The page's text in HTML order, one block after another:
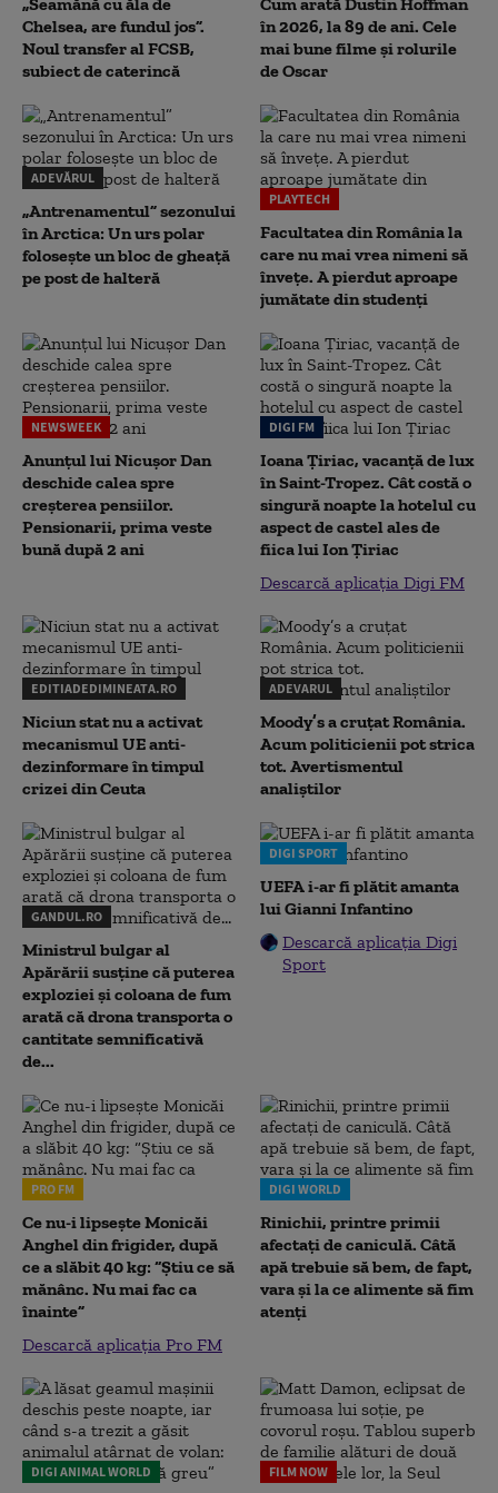
Chelsea, are fundul jos”.
Noul transfer al FCSB,
subiect de caterincă
în 2026, la 89 de ani. Cele
mai bune filme și rolurile
de Oscar
ADEVĂRUL
„Antrenamentul” sezonului
în Arctica: Un urs polar
folosește un bloc de gheață
pe post de halteră
PLAYTECH
Facultatea din România la
care nu mai vrea nimeni să
înveţe. A pierdut aproape
jumătate din studenţi
NEWSWEEK
Anunțul lui Nicușor Dan
deschide calea spre
creșterea pensiilor.
Pensionarii, prima veste
bună după 2 ani
DIGI FM
Ioana Țiriac, vacanță de lux
în Saint-Tropez. Cât costă o
singură noapte la hotelul cu
aspect de castel ales de
fiica lui Ion Țiriac
Descarcă aplicația Digi FM
EDITIADEDIMINEATA.RO
Niciun stat nu a activat
mecanismul UE anti-
dezinformare în timpul
crizei din Ceuta
ADEVARUL
Moody’s a cruțat România.
Acum politicienii pot strica
tot. Avertismentul
analiștilor
GANDUL.RO
Ministrul bulgar al
Apărării susține că puterea
exploziei și coloana de fum
arată că drona transporta o
cantitate semnificativă
de...
DIGI SPORT
UEFA i-ar fi plătit amanta
lui Gianni Infantino
Descarcă aplicația Digi
Sport
PRO FM
Ce nu-i lipsește Monicăi
Anghel din frigider, după
ce a slăbit 40 kg: “Știu ce să
mănânc. Nu mai fac ca
înainte”
Descarcă aplicația Pro FM
DIGI WORLD
Rinichii, printre primii
afectați de caniculă. Câtă
apă trebuie să bem, de fapt,
vara și la ce alimente să fim
atenți
DIGI ANIMAL WORLD FILM NOW